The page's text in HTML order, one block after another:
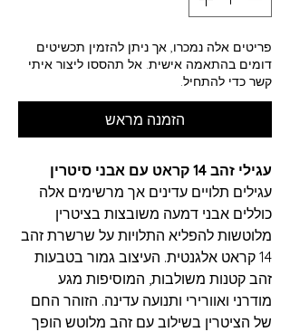
פריטים אלה נמכרו, אך ניתן להזמין תכשיטים
דומים בהתאמה אישית. אל תהססו ליצור איתי
קשר כדי להתחיל.
הזמנה מראש
עגילי זהב 14 קראט עם אבני סיטרין
עגילים תלויים עדינים אך מרשימים אלה
כוללים אבני דמעה משובצות בציטרין
מלוטשות להפליא התלויות על שרשרת זהב
14 קראט אלגנטית. העיצוב גמור בטבעות
זהב קטנות משולבות, המוסיפות מגע
מודרני ואוורירי ותנועה עדינה. הזוהר החם
של הציטרין בשילוב עם זהב מלוטש הופך